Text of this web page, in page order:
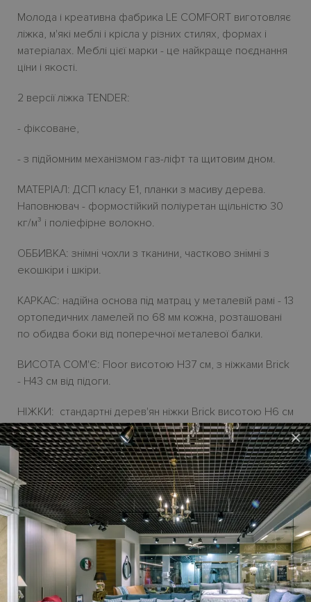
×
Молода і креативна фабрика LE COMFORT виготовляє
ліжка, м'які меблі і крісла у різних стилях, формах і
матеріалах. Меблі цієї марки - це найкраще поєднання
ціни і якості.
2 версії ліжка TENDER:
- фіксоване,
- з підйомним механізмом газ-ліфт та щитовим дном.
МАТЕРІАЛ: ДСП класу E1, планки з масиву дерева.
Наповнювач - формостійкий поліуретан щільністю 30
кг/м³ і поліефірне волокно.
ОББИВКА: знiмнi чохли з тканини, частково знiмнi з
екошкiри i шкiри.
КАРКАС: надiйна основа пiд матрац у металевій рамі - 13
ортопедичних ламелей по 68 мм кожна, розташовані
по обидва боки від поперечної металевої балки.
ВИСОТА СОМ'Є: Floor висотою H37 см, з ніжками Brick
- H43 cм від підоги.
НІЖКИ: стандартні дерев'ян ніжки Brick висотою H6 см
у кольорі евкаліпту або медові, а також 16 варіантів
опційних ніжок з націнкою..
У стандартну комплектацію ліжка не входить матрац,
який можна додатково обрати у відповідній категорії.
Ціна ліжкаTENDERна сайті - у початковій категорії
тканини.
Ліжко TENDER виготовляється під замовлення зі
спальним місцем шириною 90-, 120-, 160-, 180- або 200